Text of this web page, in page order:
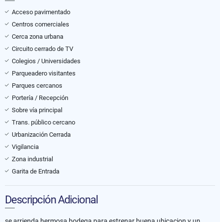
Acceso pavimentado
Centros comerciales
Cerca zona urbana
Circuito cerrado de TV
Colegios / Universidades
Parqueadero visitantes
Parques cercanos
Portería / Recepción
Sobre vía principal
Trans. público cercano
Urbanización Cerrada
Vigilancia
Zona industrial
Garita de Entrada
Descripción Adicional